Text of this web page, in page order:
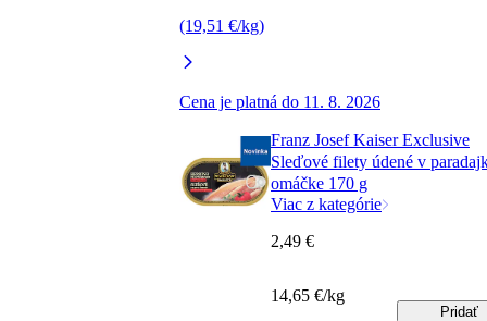
(19,51 €/kg)
Cena je platná do 11. 8. 2026
Franz Josef Kaiser Exclusive
Sleďové filety údené v
omáčke 170 g
Viac z kategórie
2,49 €
14,65 €/kg
Pridať